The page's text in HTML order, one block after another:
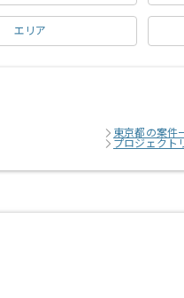
エリア
東京都の案件
プロジェクト